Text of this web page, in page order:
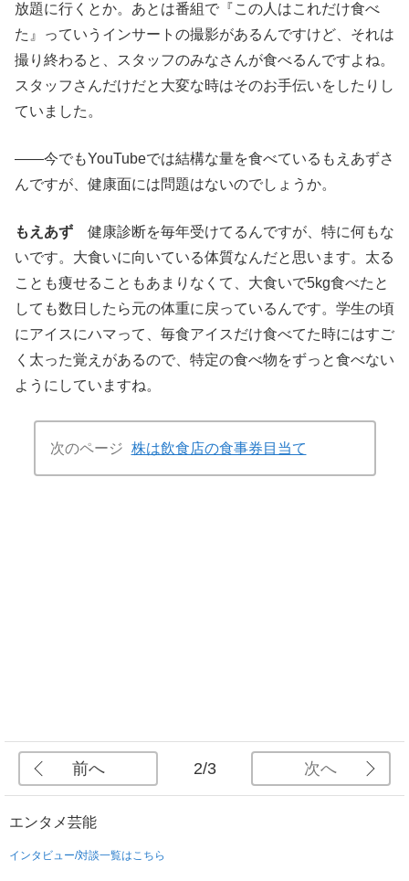
放題に行くとか。あとは番組で『この人はこれだけ食べ
た』っていうインサートの撮影があるんですけど、それは
撮り終わると、スタッフのみなさんが食べるんですよね。
スタッフさんだけだと大変な時はそのお手伝いをしたりし
ていました。
――今でもYouTubeでは結構な量を食べているもえあずさ
んですが、健康面には問題はないのでしょうか。
もえあず 健康診断を毎年受けてるんですが、特に何もな
いです。大食いに向いている体質なんだと思います。太る
ことも痩せることもあまりなくて、大食いで5kg食べたと
しても数日したら元の体重に戻っているんです。学生の頃
にアイスにハマって、毎食アイスだけ食べてた時にはすご
く太った覚えがあるので、特定の食べ物をずっと食べない
ようにしていますね。
次のページ 株は飲食店の食事券目当て
前へ 2/3 次へ
エンタメ芸能
インタビュー/対談一覧はこちら